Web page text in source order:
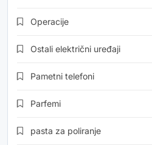
Operacije
Ostali električni uređaji
Pametni telefoni
Parfemi
pasta za poliranje